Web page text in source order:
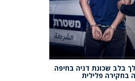
בלב שכונת דניה בחיפה
פלילית